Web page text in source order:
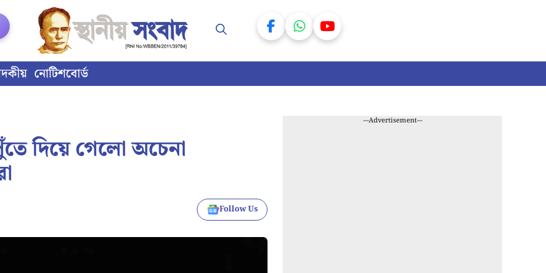
নোটিশবোর্ড
দিয়ে গেলো অচেনা
Follow Us
---Advertisement---